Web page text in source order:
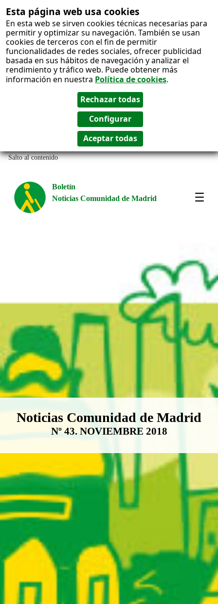
Esta página web usa cookies
En esta web se sirven cookies técnicas necesarias para
permitir y optimizar su navegación. También se usan
cookies de terceros con el fin de permitir
funcionalidades de redes sociales, ofrecer publicidad
basada en sus hábitos de navegación y analizar el
rendimiento y tráfico web. Puede obtener más
información en nuestra Política de cookies.
Salto al contenido
Boletín
Noticias Comunidad de Madrid
Boletín Noticias Comunidad de
Noticias Comunidad de Madrid
Nº 43. NOVIEMBRE 2018